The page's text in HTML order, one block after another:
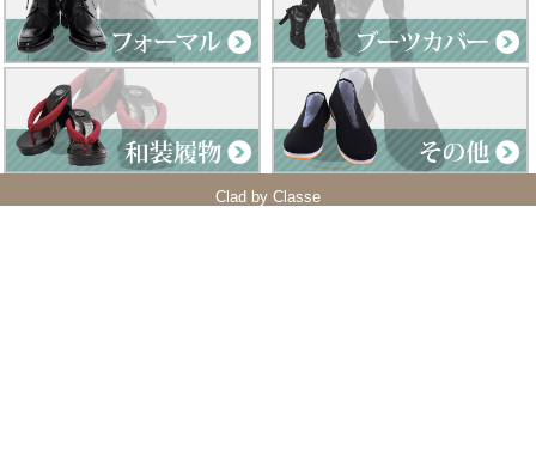
Clad by Classe